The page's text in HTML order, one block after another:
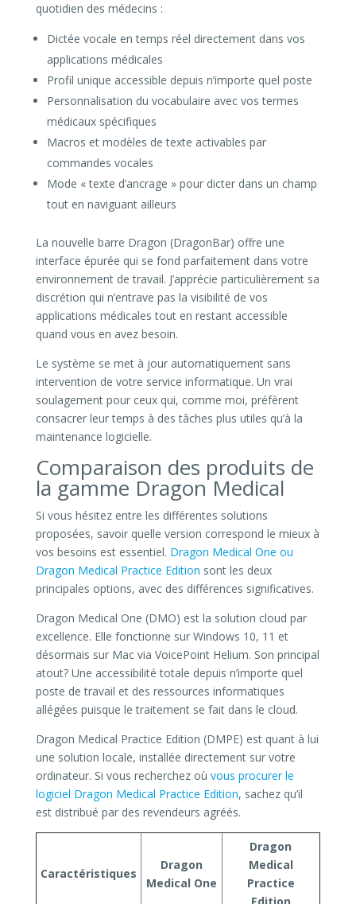
quotidien des médecins :
Dictée vocale en temps réel directement dans vos
applications médicales
Profil unique accessible depuis n’importe quel poste
Personnalisation du vocabulaire avec vos termes
médicaux spécifiques
Macros et modèles de texte activables par
commandes vocales
Mode « texte d’ancrage » pour dicter dans un champ
tout en naviguant ailleurs
La nouvelle barre Dragon (DragonBar) offre une
interface épurée qui se fond parfaitement dans votre
environnement de travail. J’apprécie particulièrement sa
discrétion qui n’entrave pas la visibilité de vos
applications médicales tout en restant accessible
quand vous en avez besoin.
Le système se met à jour automatiquement sans
intervention de votre service informatique. Un vrai
soulagement pour ceux qui, comme moi, préfèrent
consacrer leur temps à des tâches plus utiles qu’à la
maintenance logicielle.
Comparaison des produits de
la gamme Dragon Medical
Si vous hésitez entre les différentes solutions
proposées, savoir quelle version correspond le mieux à
vos besoins est essentiel. Dragon Medical One ou
Dragon Medical Practice Edition sont les deux
principales options, avec des différences significatives.
Dragon Medical One (DMO) est la solution cloud par
excellence. Elle fonctionne sur Windows 10, 11 et
désormais sur Mac via VoicePoint Helium. Son principal
atout? Une accessibilité totale depuis n’importe quel
poste de travail et des ressources informatiques
allégées puisque le traitement se fait dans le cloud.
Dragon Medical Practice Edition (DMPE) est quant à lui
une solution locale, installée directement sur votre
ordinateur. Si vous recherchez où vous procurer le
logiciel Dragon Medical Practice Edition, sachez qu’il
est distribué par des revendeurs agréés.
Caractéristiques
Dragon
Medical One
Dragon
Medical
Practice